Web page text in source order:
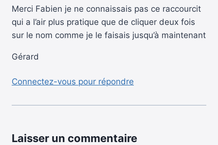
Merci Fabien je ne connaissais pas ce raccourcit
qui a l’air plus pratique que de cliquer deux fois
sur le nom comme je le faisais jusqu’à maintenant
Gérard
Connectez-vous pour répondre
Laisser un commentaire